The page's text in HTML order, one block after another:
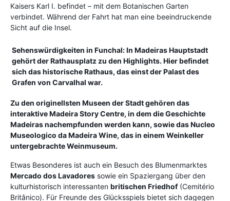
Kaisers Karl I. befindet – mit dem Botanischen Garten
verbindet. Während der Fahrt hat man eine beeindruckende
Sicht auf die Insel.
Sehenswürdigkeiten in Funchal:In Madeiras Hauptstadt
gehört der Rathausplatz zu den Highlights. Hier befindet
sich das historische Rathaus, das einst der Palast des
Grafen von Carvalhal war.
Zu den originellsten Museen der Stadt gehören das
interaktiveMadeira Story Centre, in dem die Geschichte
Madeiras nachempfunden werden kann, sowie dasNucleo
Museologico da Madeira Wine, das in einem Weinkeller
untergebrachte Weinmuseum.
Etwas Besonderes ist auch ein Besuch des Blumenmarktes
Mercado dos Lavadores sowie ein Spaziergang über den
kulturhistorisch interessanten britischen Friedhof(Cemitério
Britânico). Für Freunde des Glücksspiels bietet sich dagegen